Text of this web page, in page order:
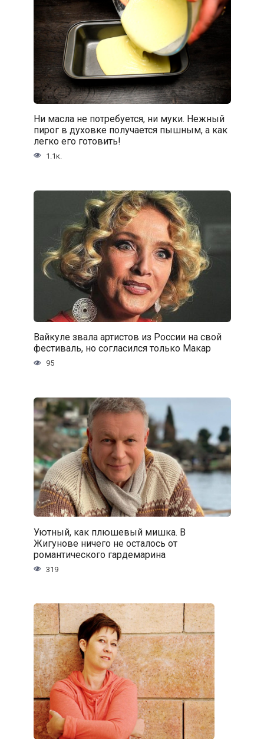
Ни масла не потребуется, ни муки. Нежный
пирог в духовке получается пышным, а как
легко его готовить!
1.1к.
Вайкуле звала артистов из России на свой
фестиваль, но согласился только Макар
95
Уютный, как плюшевый мишка. В
Жигунове ничего не осталось от
романтического гардемарина
319